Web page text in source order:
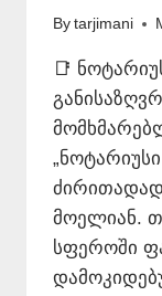
By tarjimani
📑
მოელიან.
სფეროში